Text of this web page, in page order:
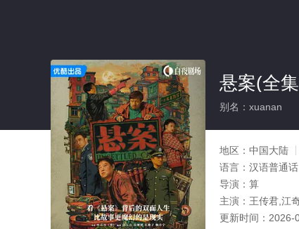
悬案(全
别名：xuanan
地区： 中国大陆
语言： 汉语普通话
导演： 算
主演： 王传君,江
更新时间： 2026-